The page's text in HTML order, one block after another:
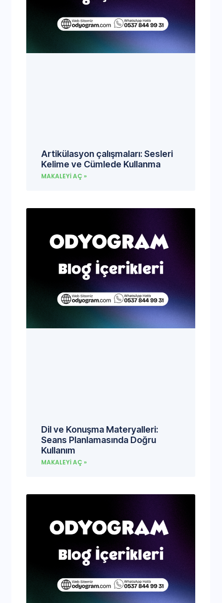
Artikülasyon çalışmaları: Sesleri
Kelime ve Cümlede Kullanma
MAKALEYI AÇ »
Dil ve Konuşma Materyalleri:
Seans Planlamasında Doğru
Kullanım
MAKALEYI AÇ »